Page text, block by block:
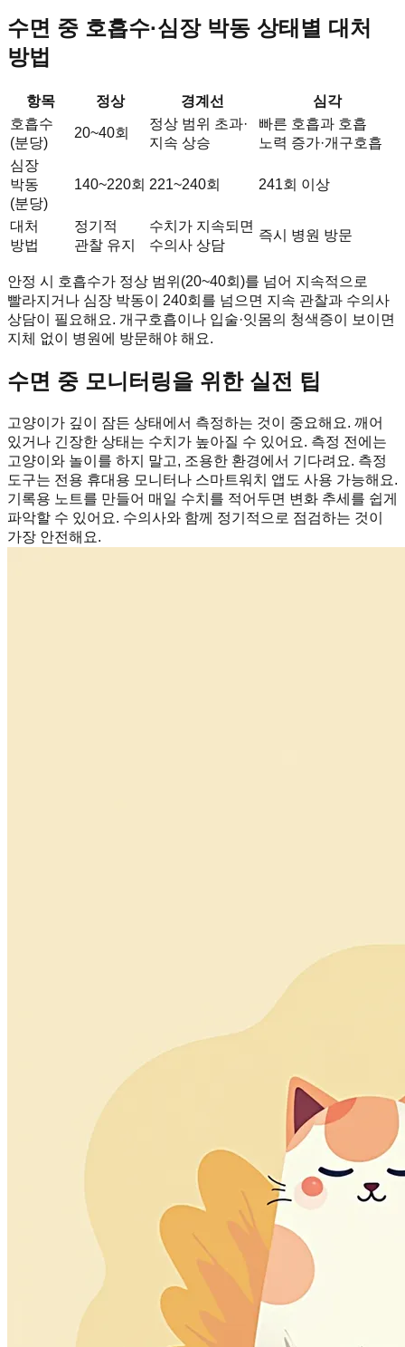
수면 중 호흡수·심장 박동 상태별 대처
방법
항목 정상 경계선
심각
호흡수
(분당)
20~40회
정상 범위 초과·
지속 상승
빠른 호흡과 호흡
노력 증가·개구호흡
심장
박동
(분당)
140~220회 221~240회 241회 이상
대처
방법
정기적
관찰 유지
수치가 지속되면
수의사 상담
즉시 병원 방문
안정 시 호흡수가 정상 범위(20~40회)를 넘어 지속적으로
빨라지거나 심장 박동이 240회를 넘으면 지속 관찰과 수의사
상담이 필요해요. 개구호흡이나 입술·잇몸의 청색증이 보이면
지체 없이 병원에 방문해야 해요.
수면 중 모니터링을 위한 실전 팁
고양이가 깊이 잠든 상태에서 측정하는 것이 중요해요. 깨어
있거나 긴장한 상태는 수치가 높아질 수 있어요. 측정 전에는
고양이와 놀이를 하지 말고, 조용한 환경에서 기다려요. 측정
도구는 전용 휴대용 모니터나 스마트워치 앱도 사용 가능해요.
기록용 노트를 만들어 매일 수치를 적어두면 변화 추세를 쉽게
파악할 수 있어요. 수의사와 함께 정기적으로 점검하는 것이
가장 안전해요.